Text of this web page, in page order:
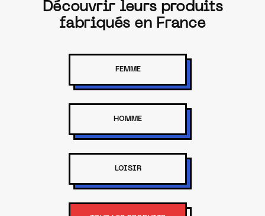
Découvrir leurs produits
fabriqués en France
FEMME
HOMME
LOISIR